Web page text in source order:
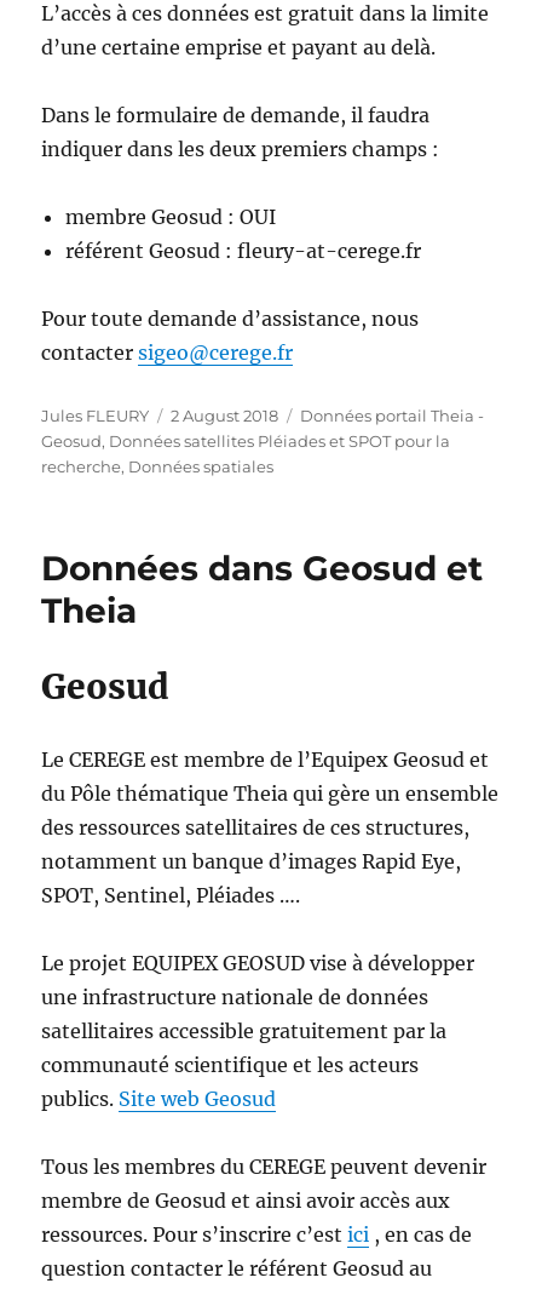
L’accès à ces données est gratuit dans la limite
d’une certaine emprise et payant au delà.
Dans le formulaire de demande, il faudra
indiquer dans les deux premiers champs :
membre Geosud : OUI
référent Geosud : fleury-at-cerege.fr
Pour toute demande d’assistance, nous
contactersigeo@cerege.fr
Author
Jules FLEURY
Posted
on
2 August 2018 Categories
Données portail Theia -
Geosud, Données satellites Pléiades et SPOT pour la
recherche, Données spatiales
Données dans Geosud et
Theia
Geosud
Le CEREGE est membre de l’Equipex Geosud et
du Pôle thématique Theia qui gère un ensemble
des ressources satellitaires de ces structures,
notamment un banque d’images Rapid Eye,
SPOT, Sentinel, Pléiades ….
Le projet EQUIPEX GEOSUD vise à développer
une infrastructure nationale de données
satellitaires accessible gratuitement par la
communauté scientifique et les acteurs
publics. Site web Geosud
Tous les membres du CEREGE peuvent devenir
membre de Geosud et ainsi avoir accès aux
ressources. Pour s’inscrire c’estici , en cas de
question contacter le référent Geosud au